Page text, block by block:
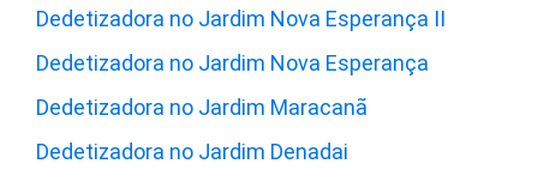
Dedetizadora no Jardim Nova Esperança II
Dedetizadora no Jardim Nova Esperança
Dedetizadora no Jardim Maracanã
Dedetizadora no Jardim Denadai